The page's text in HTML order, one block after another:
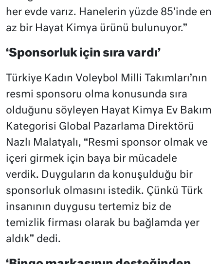
her evde varız. Hanelerin yüzde 85’inde en
az bir Hayat Kimya ürünü bulunuyor.”
‘Sponsorluk için sıra vardı’
Türkiye Kadın Voleybol Milli Takımları’nın
resmi sponsoru olma konusunda sıra
olduğunu söyleyen Hayat Kimya Ev Bakım
Kategorisi Global Pazarlama Direktörü
Nazlı Malatyalı, “Resmi sponsor olmak ve
içeri girmek için baya bir mücadele
verdik. Duyguların da konuşulduğu bir
sponsorluk olmasını istedik. Çünkü Türk
insanının duygusu tertemiz biz de
temizlik firması olarak bu bağlamda yer
aldık” dedi.